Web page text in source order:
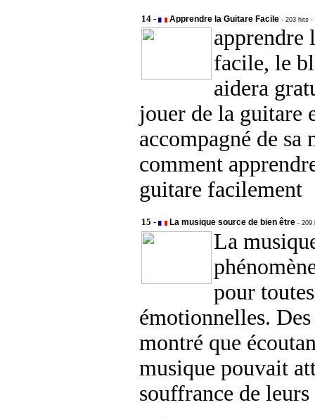
14 - Apprendre la Guitare Facile - 203 hits -
apprendre
facile, le
aidera
jouer de la guitare
accompagné de sa
comment
guitare facilement
15 - La musique source de bien être - 209
La
pour
émotionnelles.
montré que
musique pouvait
souffrance de